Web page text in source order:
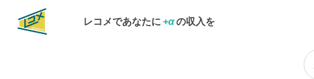
レコメであなたに +αの収入を